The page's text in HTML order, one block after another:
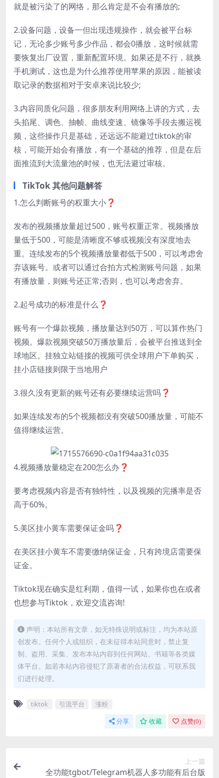
就是被污染了的网络，那么肯定是不会有播放的;
2.设备问题，设备一但出现违规操作，就会被平台标
记，无论多少账号多少作品，都会0播放，这时候就需
要恢复出厂设置，重新配置环境。如果还是不行，就换
手机测试，这也是为什么推荐使用苹果的原因，能被读
取记录的数据相对于安卓来说比较少;
3.内容同质化问题，很多朋友利用网络上讲的方式，去
头掐尾、调色、抽帧、曲线变速、镜像等手段去搬运视
频，这些操作只是基础，还远远不能避过tiktok的审
核，可能开始会有播放，有一个基础的推荐，但是在后
面推流到大流量池的时候，也无法避过审核。
TikTok 其他问题解答
1.怎么判断账号的权重大小❓
发布的视频播放量超过500，账号权重正常。视频播放
量低于500，可能是清晰度不够或视频没有深度地去
重。连续发布的5个视频播放量都低于500，可以考虑舍
弃该账号。或者可以通过合拍方式检测账号问题，如果
有播放量，则账号还正常;否则，也可以考虑舍弃。
2.起号成功的标准是什么❓
账号有一个爆款视频，播放量达到50万，可以算作热门
视频。爆款视频突破50万播放量后，会被平台推送到全
球地区。挂独立站链接的视频可供全球用户下单购买，
挂小店链接则限于当地用户
3.很久没有更新的账号还有必要继续运营吗❓
如果连续发布的5个视频都没有突破500播放量，可能不
值得继续运营。
4.视频播放量稳定在200怎么办❓
要考虑视频内容是否有独特性，以及视频的完播率是否
高于60%。
5.美区挂小黄车需要保证金吗❓
在美区挂小黄车不需要缴纳保证金，只有跨境店需要保
证金。
Tiktok现在确实是红利期，值得一试，如果你也在或者
也想参与Tiktok，欢迎交流咨询!
声明：本站所有文章，如无特殊说明或标注，均为本站原
创发布。任何个人或组织，在未征得本站同意时，禁止复
制、盗用、采集、发布本站内容到任何网站、书籍等各类媒
体平台。如若本站内容侵犯了原著者的合法权益，可联系我
们进行处理。
tiktok 引流平台 涨粉
分享 收藏 点赞(0)
上一篇
全功能tgbot/Telegram机器人多功能有后台版